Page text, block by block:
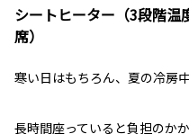
シートヒーター（3段階
席）
寒い日はもちろん、夏の冷房
長時間座っていると負担のか